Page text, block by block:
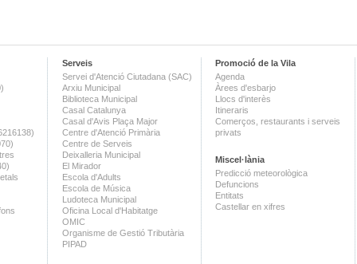
Serveis
Servei d'Atenció Ciutadana (SAC)
Arxiu Municipal
Biblioteca Municipal
Casal Catalunya
Casal d'Avis Plaça Major
Centre d'Atenció Primària
Centre de Serveis
Deixalleria Municipal
El Mirador
Escola d'Adults
Escola de Música
Ludoteca Municipal
Oficina Local d'Habitatge
OMIC
Organisme de Gestió Tributària
PIPAD
Promoció de la Vila
Agenda
Àrees d'esbarjo
Llocs d'interès
Itineraris
Comerços, restaurants i serveis
privats
Miscel·lània
Predicció meteorològica
Defuncions
Entitats
Castellar en xifres